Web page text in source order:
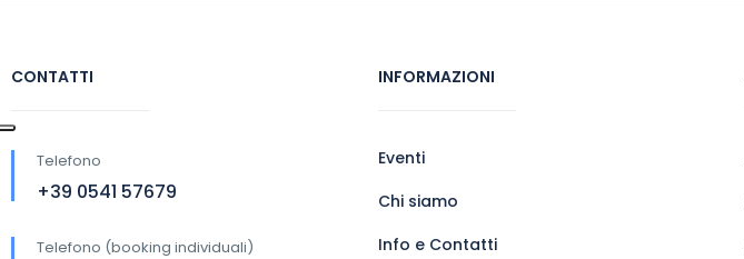
CONTATTI
Telefono
+39 0541 57679
Telefono (booking individuali)
INFORMAZIONI
Eventi
Chi siamo
Info e Contatti